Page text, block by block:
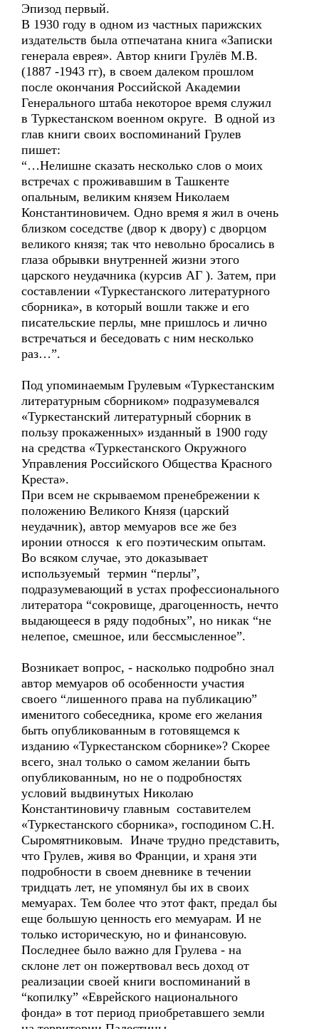
Эпизод первый.
В 1930 году в одном из частных парижских
издательств была отпечатана книга «Записки
генерала еврея». Автор книги Грулёв М.В.
(1887 -1943 гг), в своем далеком прошлом
после окончания Российской Академии
Генерального штаба некоторое время служил
в Туркестанском военном округе. В одной из
глав книги своих воспоминаний Грулев
пишет:
“…Нелишне сказать несколько слов о моих
встречах с проживавшим в Ташкенте
опальным, великим князем Николаем
Константиновичем. Одно время я жил в очень
близком соседстве (двор к двору) с дворцом
великого князя; так что невольно бросались в
глаза обрывки внутренней жизни этого
царского неудачника (курсив АГ ). Затем, при
составлении «Туркестанского литературного
сборника», в который вошли также и его
писательские перлы, мне пришлось и лично
встречаться и беседовать с ним несколько
раз…”.
Под упоминаемым Грулевым «Туркестанским
литературным сборником» подразумевался
«Туркестанский литературный сборник в
пользу прокаженных» изданный в 1900 году
на средства «Туркестанского Окружного
Управления Российского Общества Красного
Креста».
При всем не скрываемом пренебрежении к
положению Великого Князя (царский
неудачник), автор мемуаров все же без
иронии относся к его поэтическим опытам.
Во всяком случае, это доказывает
используемый термин “перлы”,
подразумевающий в устах профессионального
литератора “сокровище, драгоценность, нечто
выдающееся в ряду подобных”, но никак “не
нелепое, смешное, или бессмысленное”.
Возникает вопрос, - насколько подробно знал
автор мемуаров об особенности участия
своего “лишенного права на публикацию”
именитого собеседника, кроме его желания
быть опубликованным в готовящемся к
изданию «Туркестанском сборнике»? Скорее
всего, знал только о самом желании быть
опубликованным, но не о подробностях
условий выдвинутых Николаю
Константиновичу главным составителем
«Туркестанского сборника», господином С.Н.
Сыромятниковым. Иначе трудно представить,
что Грулев, живя во Франции, и храня эти
подробности в своем дневнике в течении
тридцать лет, не упомянул бы их в своих
мемуарах. Тем более что этот факт, предал бы
еще большую ценность его мемуарам. И не
только историческую, но и финансовую.
Последнее было важно для Грулева - на
склоне лет он пожертвовал весь доход от
реализации своей книги воспоминаний в
“копилку” «Еврейского национального
фонда» в тот период приобретавшего земли